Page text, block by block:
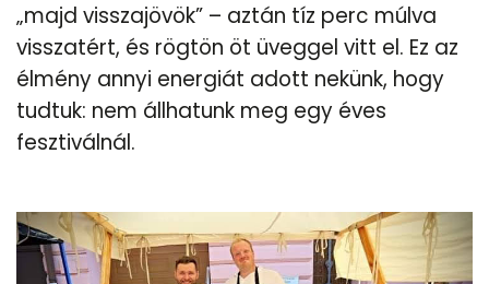
„majd visszajövök” – aztán tíz perc múlva
visszatért, és rögtön öt üveggel vitt el. Ez az
élmény annyi energiát adott nekünk, hogy
tudtuk: nem állhatunk meg egy éves
fesztiválnál.